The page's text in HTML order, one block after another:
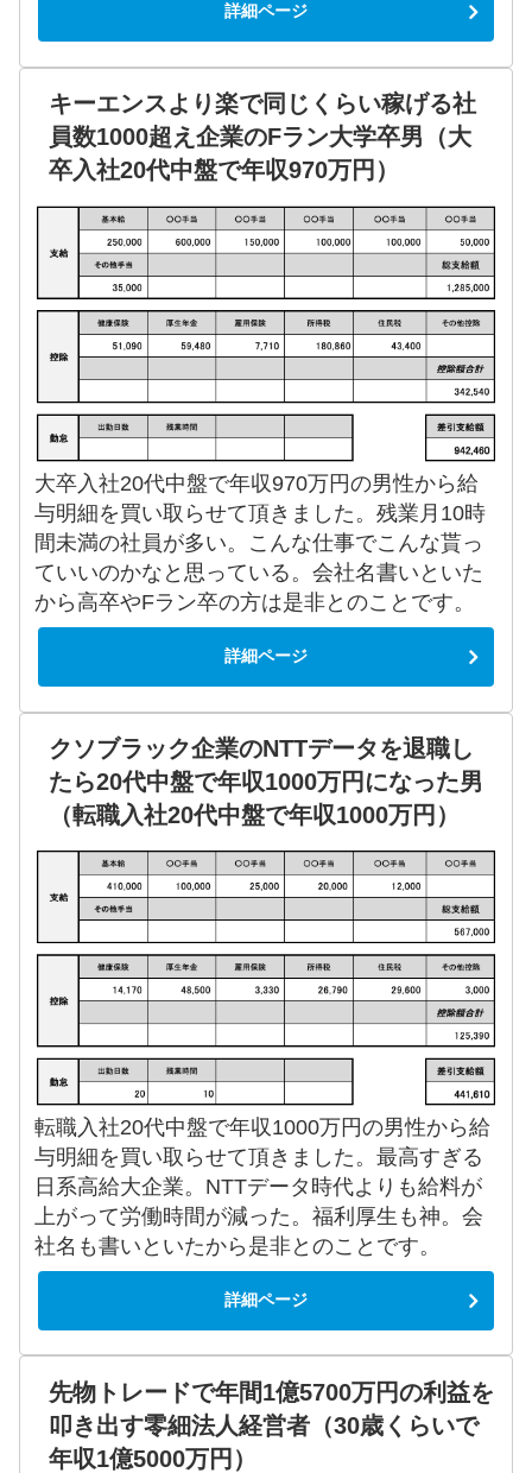
詳細ページ
キーエンスより楽で同じくらい稼げる社
員数1000超え企業のFラン大学卒男（大
卒入社20代中盤で年収970万円）
大卒入社20代中盤で年収970万円の男性から給
与明細を買い取らせて頂きました。残業月10時
間未満の社員が多い。こんな仕事でこんな貰っ
ていいのかなと思っている。会社名書いといた
から高卒やFラン卒の方は是非とのことです。
詳細ページ
クソブラック企業のNTTデータを退職し
たら20代中盤で年収1000万円になった男
（転職入社20代中盤で年収1000万円）
転職入社20代中盤で年収1000万円の男性から給
与明細を買い取らせて頂きました。最高すぎる
日系高給大企業。NTTデータ時代よりも給料が
上がって労働時間が減った。福利厚生も神。会
社名も書いといたから是非とのことです。
詳細ページ
先物トレードで年間1億5700万円の利益を
叩き出す零細法人経営者（30歳くらいで
年収1億5000万円）